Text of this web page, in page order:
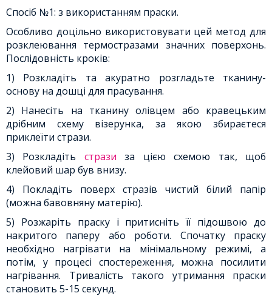
Спосіб №1: з використанням праски.
Особливо доцільно використовувати цей метод для
розклеювання термостразами значних поверхонь.
Послідовність кроків:
1) Розкладіть та акуратно розгладьте тканину-
основу на дошці для прасування.
2) Нанесіть на тканину олівцем або кравецьким
дрібним схему візерунка, за якою збираєтеся
приклеїти стрази.
3) Розкладіть стрази за цією схемою так, щоб
клейовий шар був внизу.
4) Покладіть поверх стразів чистий білий папір
(можна бавовняну матерію).
5) Розжаріть праску і притисніть її підошвою до
накритого паперу або роботи. Спочатку праску
необхідно нагрівати на мінімальному режимі, а
потім, у процесі спостереження, можна посилити
нагрівання. Тривалість такого утримання праски
становить 5-15 секунд.